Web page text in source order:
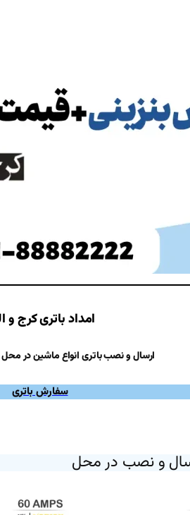
امداد باتری کرج و
ارسال و نصب باتری انواع ماشین در محل |
سفارش باتری
و نصب در محل